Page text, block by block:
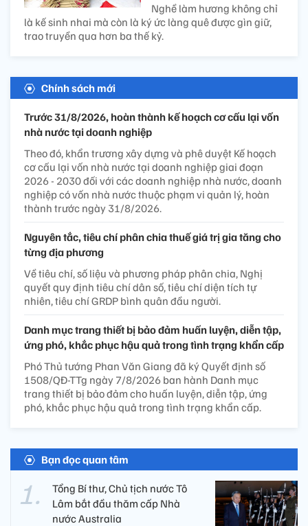
Nghề làm hương không chỉ
là kế sinh nhai mà còn là ký ức làng quê được gìn giữ,
trao truyền qua hơn ba thế kỷ.
Chính sách mới
Trước 31/8/2026, hoàn thành kế hoạch cơ cấu lại vốn
nhà nước tại doanh nghiệp
Theo đó, khẩn trương xây dựng và phê duyệt Kế hoạch
cơ cấu lại vốn nhà nước tại doanh nghiệp giai đoạn
2026 - 2030 đối với các doanh nghiệp nhà nước, doanh
nghiệp có vốn nhà nước thuộc phạm vi quản lý, hoàn
thành trước ngày 31/8/2026.
Nguyên tắc, tiêu chí phân chia thuế giá trị gia tăng cho
từng địa phương
Về tiêu chí, số liệu và phương pháp phân chia, Nghị
quyết quy định tiêu chí dân số, tiêu chí diện tích tự
nhiên, tiêu chí GRDP bình quân đầu người.
Danh mục trang thiết bị bảo đảm huấn luyện, diễn tập,
ứng phó, khắc phục hậu quả trong tình trạng khẩn cấp
Phó Thủ tướng Phan Văn Giang đã ký Quyết định số
1508/QĐ-TTg ngày 7/8/2026 ban hành Danh mục
trang thiết bị bảo đảm cho huấn luyện, diễn tập, ứng
phó, khắc phục hậu quả trong tình trạng khẩn cấp.
Bạn đọc quan tâm
Tổng Bí thư, Chủ tịch nước Tô
Lâm bắt đầu thăm cấp Nhà
nước Australia